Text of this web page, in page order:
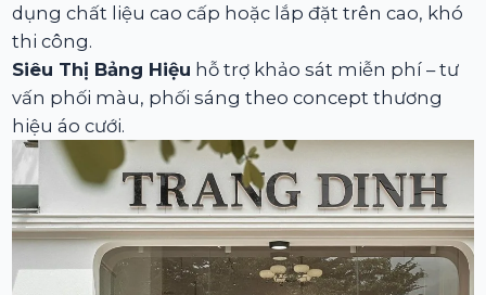
dụng chất liệu cao cấp hoặc lắp đặt trên cao, khó
thi công.
Siêu Thị Bảng Hiệu hỗ trợ khảo sát miễn phí – tư
vấn phối màu, phối sáng theo concept thương
hiệu áo cưới.